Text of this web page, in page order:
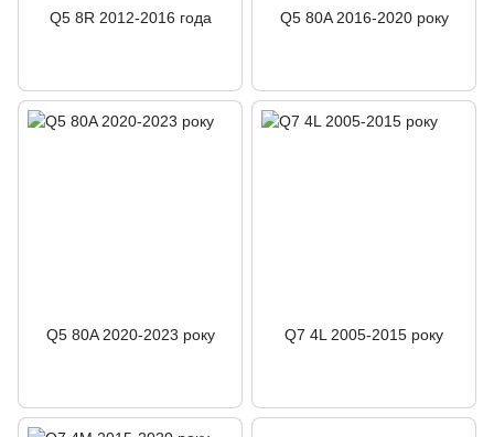
Q5 8R 2012-2016 года Q5 80A 2016-2020 року
Q5 80A 2020-2023 року Q7 4L 2005-2015 року